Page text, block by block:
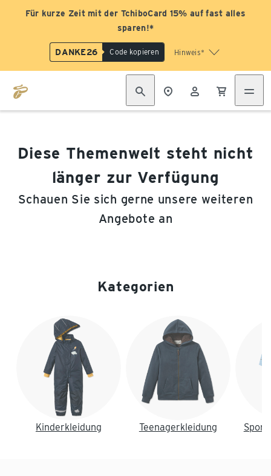
Für kurze Zeit mit der TchiboCard 15% auf fast alles
sparen!*
DANKE26 Code kopieren Hinweis*
Diese Themenwelt steht nicht
länger zur Verfügung
Schauen Sie sich gerne unsere weiteren
Angebote an
Kategorien
Kinderkleidung Teenagerkleidung